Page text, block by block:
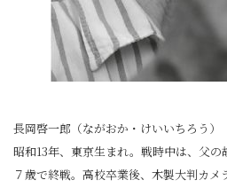
長岡啓一郎（ながおか・けいいちろう）
昭和13年、東京生まれ。戦時中は、父の
７歳で終戦。高校卒業後、木製大判カ